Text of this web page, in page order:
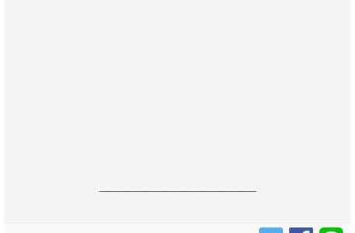
------------------------------------------------------------------